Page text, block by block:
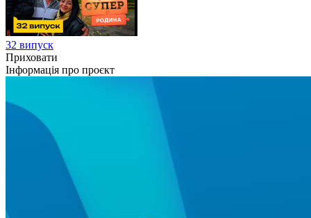
32 випуск
Приховати
Інформація про проєкт